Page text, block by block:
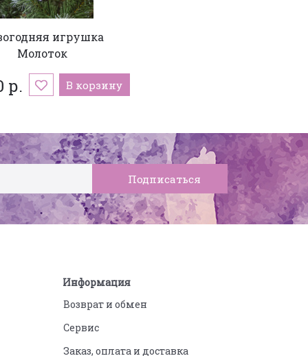
игрушка
Молоток
р. В корзину
Информация
Возврат и обмен
Сервис
Заказ, оплата и доставка